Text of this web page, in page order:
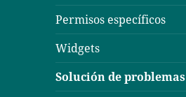
Permisos específicos
Widgets
Solución de problemas